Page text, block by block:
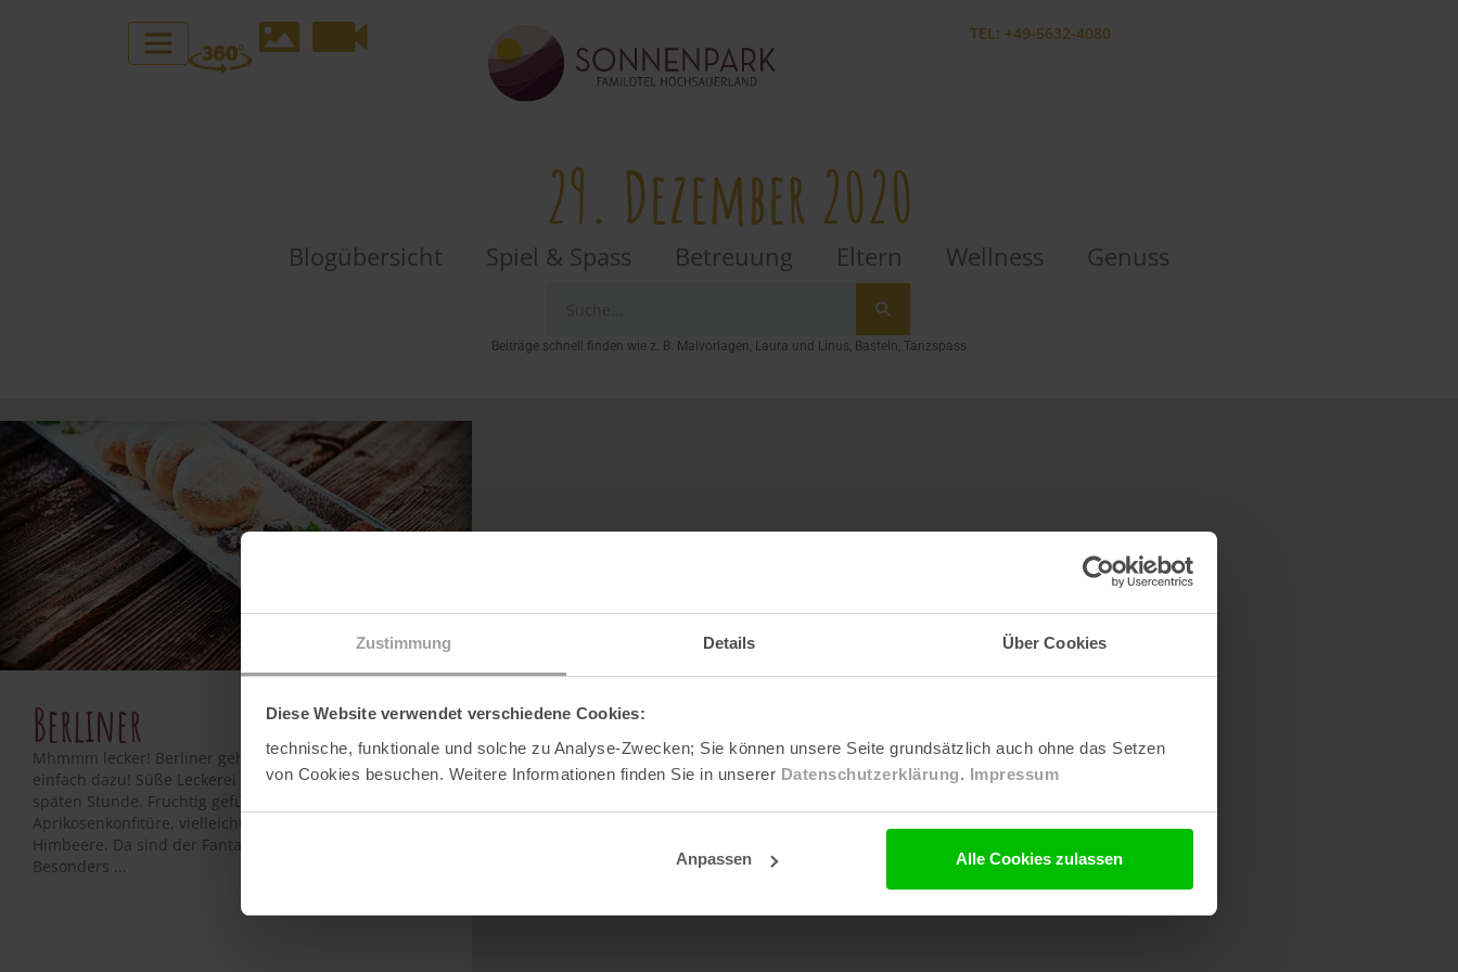
Zustimmung Details Über Cookies
Diese Website verwendet verschiedene Cookies:
technische, funktionale und solche zu Analyse-Zwecken; Sie können unsere Seite grundsätzlich auch ohne das Setzen
von Cookies besuchen. Weitere Informationen finden Sie in unserer Datenschutzerklärung. Impressum
Anpassen Alle Cookies zulassen
TEL: +49-5632-4080
29. Dezember 2020
Blogübersicht Spiel & Spass Betreuung Eltern Wellness Genuss
Beiträge schnell finden wie z. B. Malvorlagen, Laura und Linus, Basteln, Tanzspass
Berliner
Mhmmm lecker! Berliner gehören an Silvester doch
einfach dazu! Süße Leckerei und Energiekick zur
späten Stunde. Fruchtig gefüllt mit Erdbeer- oder
Aprikosenkonfitüre, vielleicht sogar Kirsche oder
Himbeere. Da sind der Fantasie keine Grenzen gesetzt.
Besonders ...